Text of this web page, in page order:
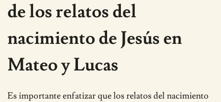
de los relatos del
nacimiento de Jesús en
Mateo y Lucas
Es importante enfatizar que los relatos del nacimiento